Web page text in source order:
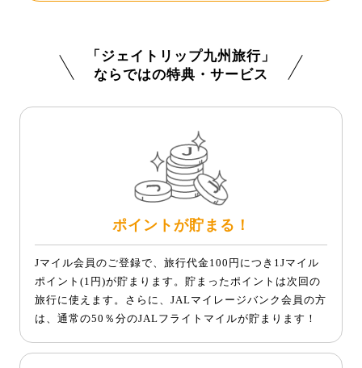
「ジェイトリップ九州旅行」
ならではの特典・サービス
ポイントが貯まる！
Jマイル会員のご登録で、旅行代金100円につき1Jマイル
ポイント(1円)が貯まります。貯まったポイントは次回の
旅行に使えます。さらに、JALマイレージバンク会員の方
は、通常の50％分のJALフライトマイルが貯まります！